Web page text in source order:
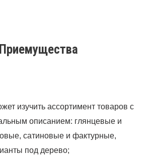
Приемущества
изучить ассортимент товаров с
описанием: глянцевые и
сатиновые и фактурные,
под дерево;